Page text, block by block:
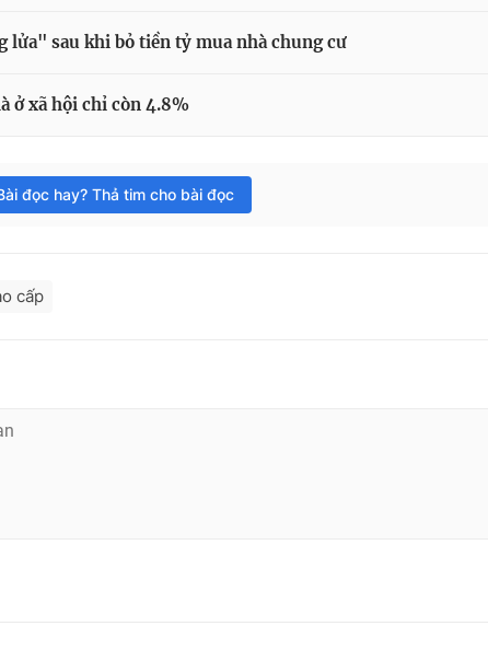
lửa" sau khi bỏ tiền tỷ mua nhà chung cư
ở xã hội chỉ còn 4.8%
đọc hay? Thả tim cho bài đọc
cấp